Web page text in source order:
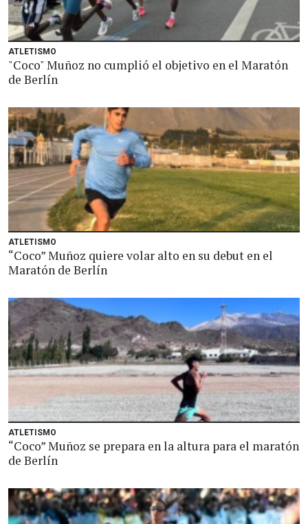
ATLETISMO
"Coco" Muñoz no cumplió el objetivo en el Maratón
de Berlín
ATLETISMO
“Coco” Muñoz quiere volar alto en su debut en el
Maratón de Berlín
ATLETISMO
“Coco” Muñoz se prepara en la altura para el maratón
de Berlín